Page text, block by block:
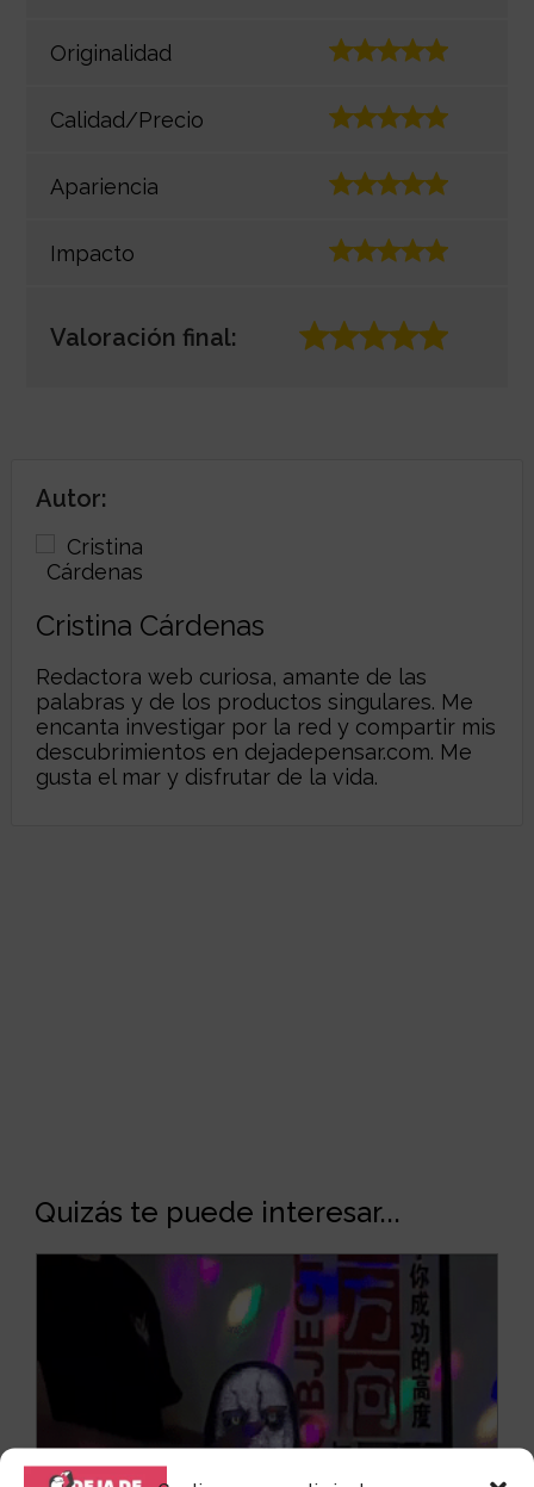
Originalidad
Calidad/Precio
Apariencia
Impacto
Valoración final:
Autor:
Cristina Cárdenas
Redactora web curiosa, amante de las
palabras y de los productos singulares. Me
encanta investigar por la red y compartir mis
descubrimientos en dejadepensar.com. Me
gusta el mar y disfrutar de la vida.
Quizás te puede interesar...